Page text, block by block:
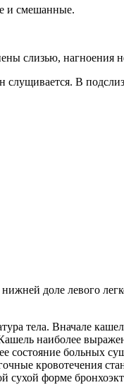
и смешанные.
слизью, нагноения
В
доле левого
тела. Вначале
наиболее
состояние больных
кровотечения
форме